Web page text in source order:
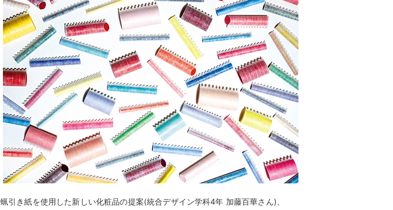
蝋引き紙を使用した新しい化粧品の提案(統合デザイン学科4年 加藤百華さん)、